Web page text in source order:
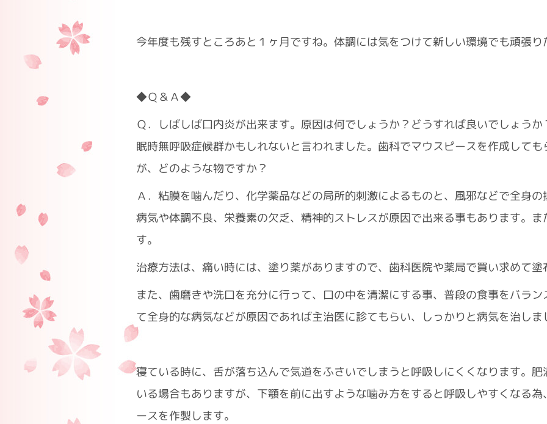
今年度も残すところあと１ヶ月ですね。体調には気をつけて新しい環境でも頑張
◆Ｑ＆Ａ◆
Ｑ．しばしば口内炎が出来ます。原因は何でしょうか？どうすれば良いでしょう
眠時無呼吸症候群かもしれないと言われました。歯科でマウスピースを作成して
が、どのような物ですか？
Ａ．粘膜を噛んだり、化学薬品などの局所的刺激によるものと、風邪などで全身
病気や体調不良、栄養素の欠乏、精神的ストレスが原因で出来る事もあります。
す。
治療方法は、痛い時には、塗り薬がありますので、歯科医院や薬局で買い求めて塗
また、歯磨きや洗口を充分に行って、口の中を清潔にする事、普段の食事をバラ
て全身的な病気などが原因であれば主治医に診てもらい、しっかりと病気を治しま
寝ている時に、舌が落ち込んで気道をふさいでしまうと呼吸しにくくなります。
いる場合もありますが、下顎を前に出すような噛み方をすると呼吸しやすくなる
ースを作製します。